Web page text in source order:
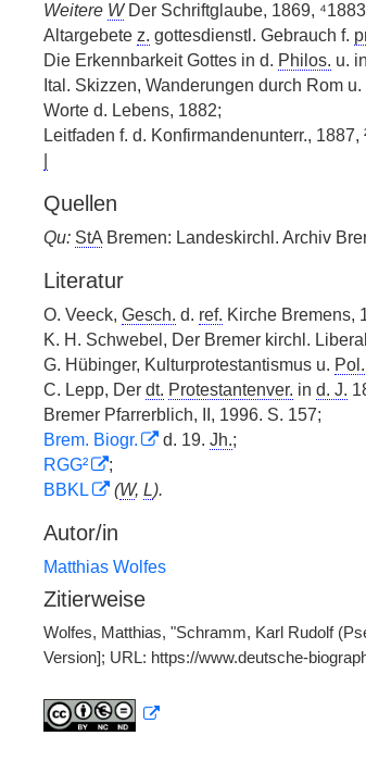
Weitere WDer Schriftglaube, 1869,
Altargebete z. gottesdienstl. Gebrauch f.
Die Erkennbarkeit Gottes in d. Philos. u.
Ital. Skizzen, Wanderungen durch Rom
Worte d. Lebens, 1882;
Leitfaden f. d. Konfirmandenunterr., 1887,
Quellen
Qu: StABremen: Landeskirchl. Archiv
Literatur
O. Veeck, Gesch. d. ref. Kirche Bremens,
K. H. Schwebel, Der Bremer kirchl.
G. Hübinger, Kulturprotestantismus u. Pol.
C. Lepp, Der dt. Protestantenver. in d. J.
Bremer Pfarrerblich, II, 1996. S. 157;
Brem. Biogr.
d. 19. Jh.;
RGG²
;
BBKL
(W, L).
Autor/in
Matthias Wolfes
Zitierweise
Wolfes, Matthias, "Schramm, Karl Rudolf
Version]; URL: https://www.deutsche-